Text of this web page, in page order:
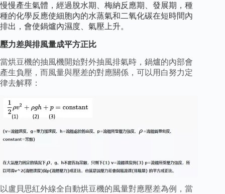
慢慢產生氣體，經過脫水期、梅納反應期、發展期，種
種的化學反應使細胞內的水蒸氣和二氧化碳在短時間內
排出，會使鍋爐內濕度、氣壓上升。
壓力差與排風量成平方正比
當烘豆機的抽風機開始對外抽風排氣時，鍋爐的內部會
產生負壓，而風量與壓差的對應關係，可以用白努力定
律去解釋：
以盧貝思紅外線全自動烘豆機的風量對應壓差為例，當